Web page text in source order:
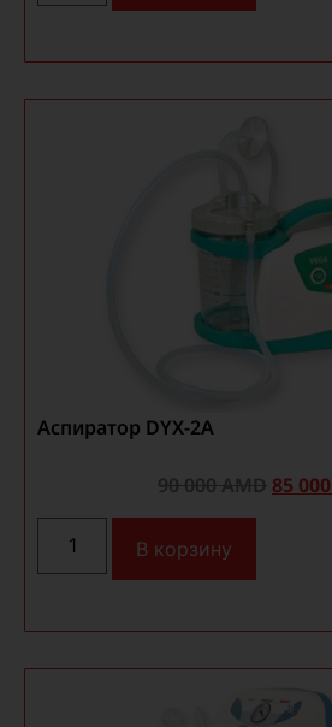
Аспиратор DYX-2A
90 000AMD 85 000
В корзину